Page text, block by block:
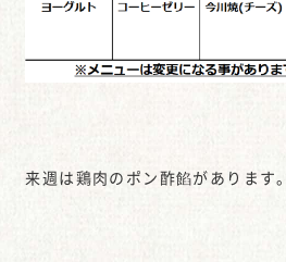
来週は鶏肉のポン酢餡があります。